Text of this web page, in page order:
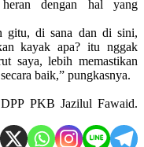
dengan hal yang
gitu, di sana dan di sini,
kayak apa? itu nggak
saya, lebih memastikan
baik,” pungkasnya.
PKB Jazilul Fawaid.